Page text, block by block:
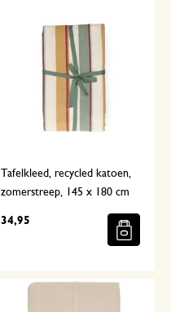
Tafelkleed, recycled katoen,
zomerstreep, 145 x 180 cm
34,95